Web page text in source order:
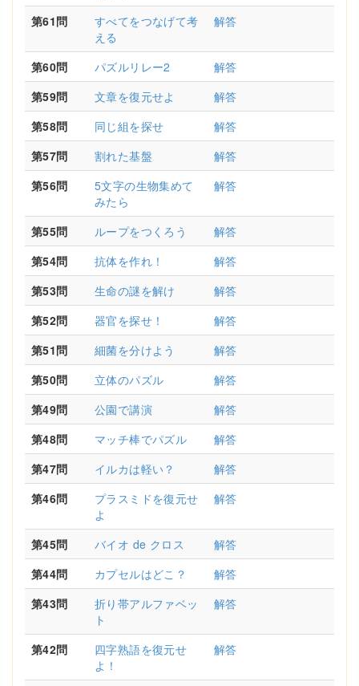
第61問
すべてをつなげて考
える
解答
第60問 パズルリレー2
解答
第59問
文章を復元せよ
解答
第58問
同じ組を探せ
解答
第57問
割れた基盤
解答
第56問
5文字の生物集めて
みたら
解答
第55問 ループをつくろう
解答
第54問
抗体を作れ！
解答
第53問
生命の謎を解け
解答
第52問
器官を探せ！
解答
第51問
細菌を分けよう
解答
第50問
立体のパズル
解答
第49問
公園で講演
解答
第48問
マッチ棒でパズル
解答
第47問
イルカは軽い？
解答
第46問
プラスミドを復元せ
よ
解答
第45問 バイオ de クロス
解答
第44問
カプセルはどこ？
解答
第43問
折り帯アルファベッ
ト
解答
第42問
四字熟語を復元せ
よ！
解答